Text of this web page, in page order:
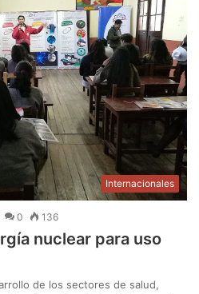
Internacionales
0 136
nuclear para uso
de los sectores de salud,